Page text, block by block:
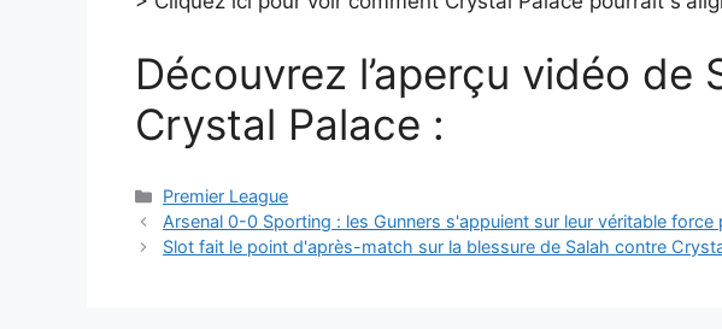
Découvrez l’aperçu vidéo
Crystal Palace :
Catégories
Premier League
Arsenal 0-0 Sporting : les Gunners s'appuient sur leur véritable
Slot fait le point d'après-match sur la blessure de Salah contre